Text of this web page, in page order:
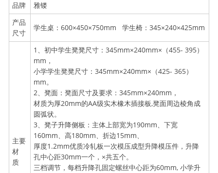
品牌
雅镂
产品
尺寸
学生桌：600×450×750mm 学生椅：345×240×425mm
主要
材
质
1、初中学生凳凳尺寸：345mm×240mm×（455- 395）
mm，
小学学生凳凳尺寸：345mm×240mm×（425- 365）
mm。
2、凳面：凳面尺寸及要求：345mm×240mm，
材质为厚20mm的AA级实木橡木插接板,凳面周边棱角成
圆弧状。
3、凳子升降侧板：主体上部宽为190mm、下宽
160mm、高180mm、折边15mm、
厚度1.2mm优质冷轧板一次模压成型升降模压件，升降
孔中心距30mm一个，×共五个。
三档调节，每档升降孔固定螺丝中心距为60mm, 小学升